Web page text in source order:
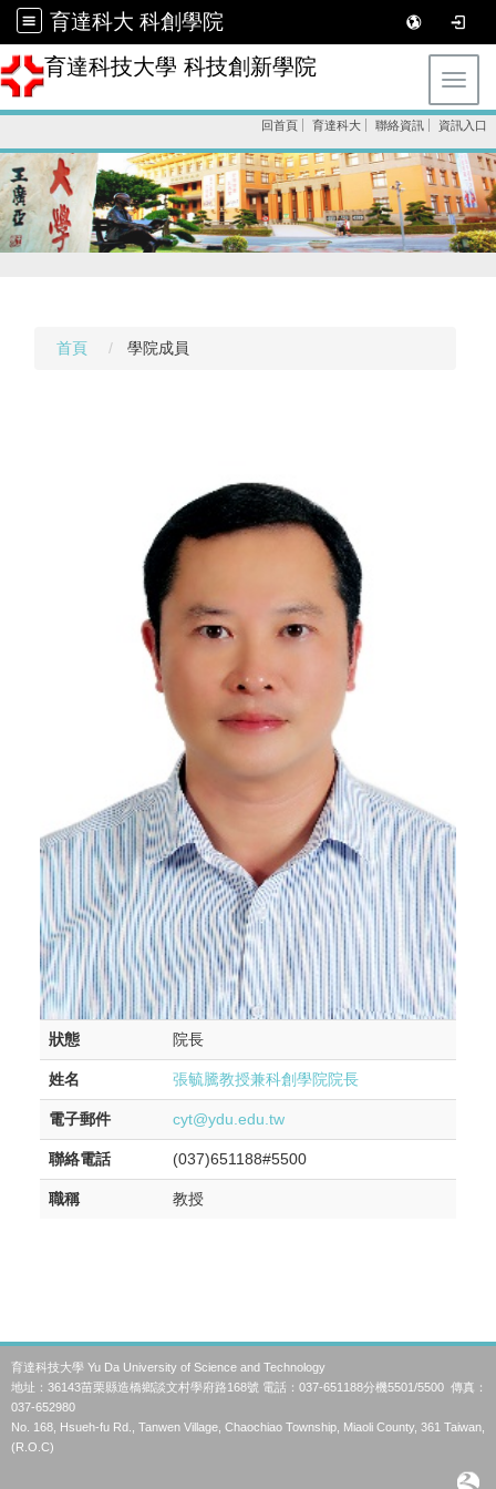
育達科大 科創學院
育達科技大學 科技創新學院
回首頁 育達科大 聯絡資訊 資訊入口
首頁 學院成員
狀態 院長
姓名 張毓騰教授兼科創學院院長
電子郵件 cyt@ydu.edu.tw
聯絡電話 (037)651188#5500
職稱 教授
育達科技大學 Yu Da University of Science and Technology
地址：36143苗栗縣造橋鄉談文村學府路168號 電話：037-651188分機5501/5500 傳真：
037-652980
No. 168, Hsueh-fu Rd., Tanwen Village, Chaochiao Township, Miaoli County, 361 Taiwan,
(R.O.C)